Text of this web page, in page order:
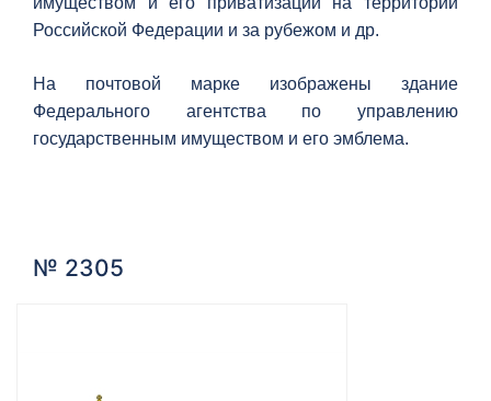
Российской Федерации и за рубежом и др.
На почтовой марке изображены здание
Федерального агентства по управлению
государственным имуществом и его эмблема.
№ 2305